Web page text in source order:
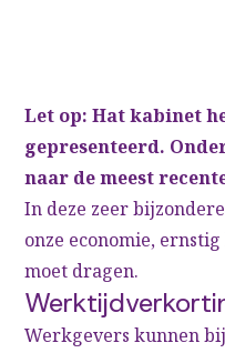
Let op: Hat kabinet
gepresenteerd.
naar de meest
In deze zeer
onze economie,
moet dragen.
Werkgevers kunnen